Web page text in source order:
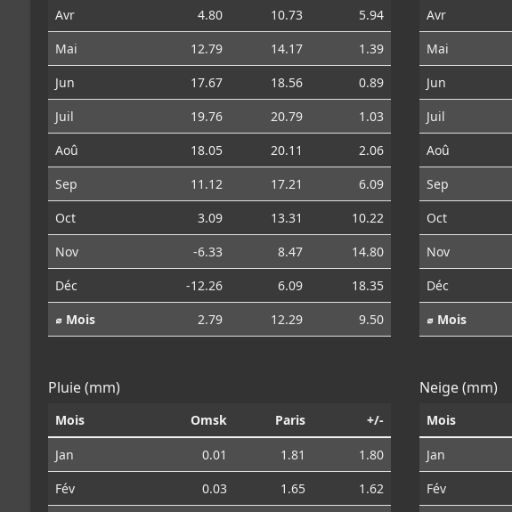
Avr
4.80 10.73
5.94
Mai
12.79 14.17
1.39
Jun
17.67 18.56
0.89
Juil
19.76 20.79
1.03
Aoû
18.05 20.11
2.06
Sep
11.12 17.21
6.09
Oct
3.09 13.31
10.22
Nov
-6.33 8.47
14.80
Déc
-12.26 6.09
18.35
⌀ Mois
2.79 12.29 9.50
Avr
Mai
Jun
Juil
Aoû
Sep
Oct
Nov
Déc
⌀ Mois
Pluie (mm)
Mois Omsk Paris +/-
Jan 0.01 1.81
1.80
Fév
0.03 1.65
1.62
Neige (mm)
Mois
Jan
Fév